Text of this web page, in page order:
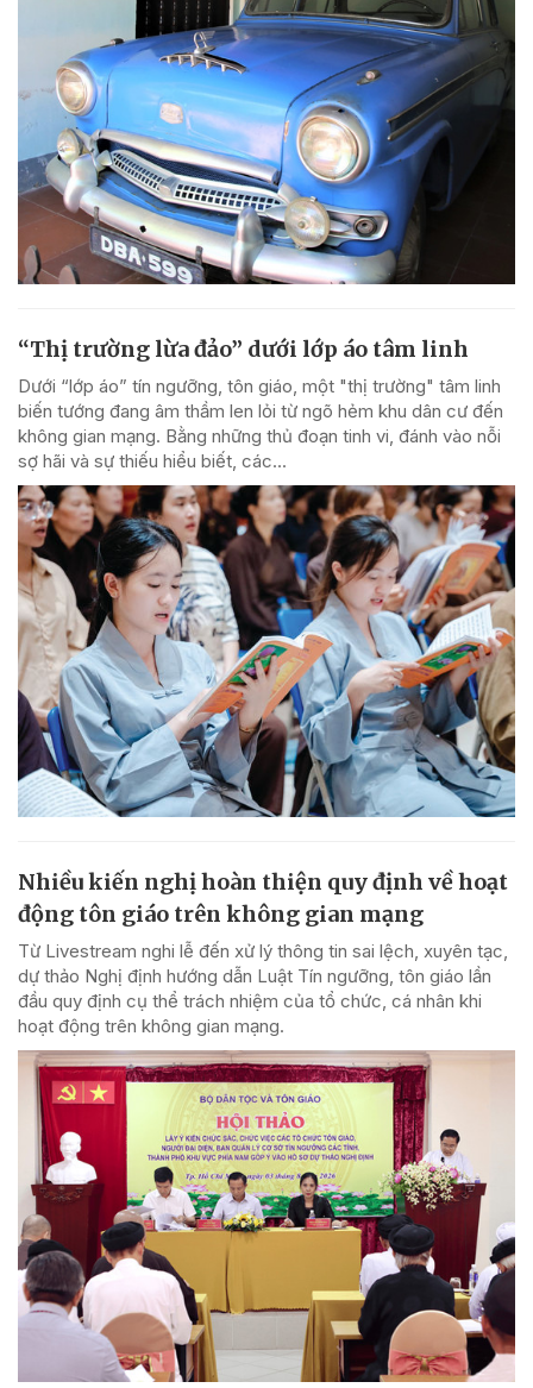
“Thị trường lừa đảo” dưới lớp áo tâm linh
Dưới “lớp áo” tín ngưỡng, tôn giáo, một "thị trường" tâm linh
biến tướng đang âm thầm len lỏi từ ngõ hẻm khu dân cư đến
không gian mạng. Bằng những thủ đoạn tinh vi, đánh vào nỗi
sợ hãi và sự thiếu hiểu biết, các...
Nhiều kiến nghị hoàn thiện quy định về hoạt
động tôn giáo trên không gian mạng
Từ Livestream nghi lễ đến xử lý thông tin sai lệch, xuyên tạc,
dự thảo Nghị định hướng dẫn Luật Tín ngưỡng, tôn giáo lần
đầu quy định cụ thể trách nhiệm của tổ chức, cá nhân khi
hoạt động trên không gian mạng.